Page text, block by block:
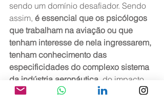
sendo um domínio desafiador. Sendo
assim, é essencial que os psicólogos
que trabalham na aviação ou que
tenham interesse de nela ingressarem,
tenham conhecimento das
especificidades do complexo sistema
da indústria aeronáutica , do impacto
do ambiente operacional sobre o